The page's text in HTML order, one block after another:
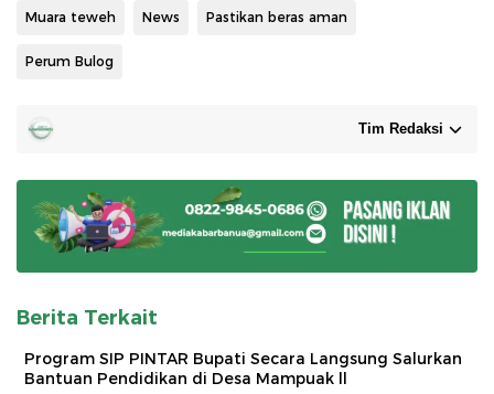
Muara teweh News Pastikan beras aman
Perum Bulog
Tim Redaksi
Berita Terkait
Program SIP PINTAR Bupati Secara Langsung Salurkan
Bantuan Pendidikan di Desa Mampuak ll